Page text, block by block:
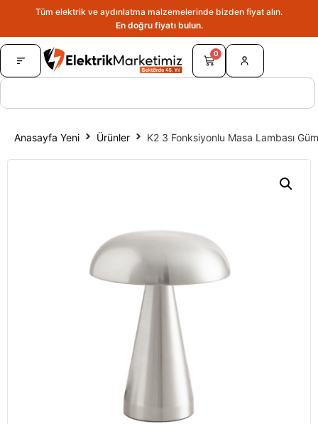
Tüm elektrik ve aydınlatma malzemelerinde bizden fiyat alın.
En doğru fiyatı bulun.
0
Anasayfa Yeni Ürünler K2 3 Fonksiyonlu Masa Lambası